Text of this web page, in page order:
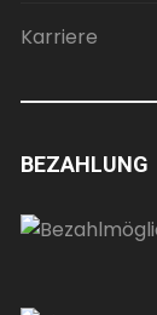
Karriere
BEZAHLUNG